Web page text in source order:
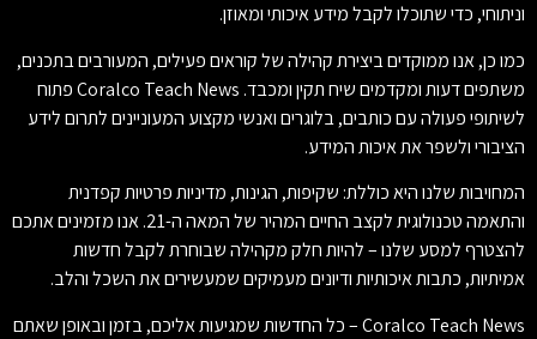
וניתוחי, כדי שתוכלו לקבל מידע איכותי ומאוזן.
כמו כן, אנו ממוקדים ביצירת קהילה של קוראים פעילים, המעורבים בתכנים,
משתפים דעות ומקדמים שיח תקין ומכבד. Coralco Teach News פתוח
לשיתופי פעולה עם כותבים, בלוגרים ואנשי מקצוע המעוניינים לתרום לידע
הציבורי ולשפר את איכות המידע.
המחויבות שלנו היא כוללת: שקיפות, הגינות, מדיניות פרטיות קפדנית
והתאמה טכנולוגית לקצב החיים המהיר של המאה ה-21. אנו מזמינים אתכם
להצטרף למסע שלנו – להיות חלק מקהילה שבוחרת לקבל חדשות
אמיתיות, כתבות איכותיות ודיונים מעמיקים שמעשירים את השכל והלב.
Coralco Teach News – כל החדשות שמגיעות אליכם, בזמן ובאופן שאתם